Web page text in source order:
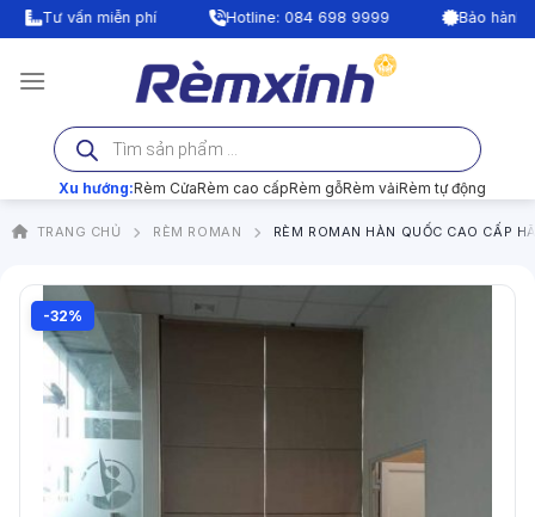
qua
nội
Tư vấn miễn phí Hotline: 084 698 9999 Bảo hành lên
Tìm
kiếm
sản
phẩm
Xu hướng:Rèm CửaRèm cao cấpRèm gỗRèm vảiRèm tự động
TRANG CHỦ RÈM ROMAN RÈM ROMAN HÀN QUỐC CAO CẤP
-32%